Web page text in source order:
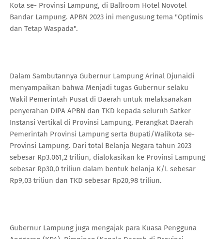
Kota se- Provinsi Lampung, di Ballroom Hotel Novotel
Bandar Lampung. APBN 2023 ini mengusung tema "Optimis
dan Tetap Waspada".
Dalam Sambutannya Gubernur Lampung Arinal Djunaidi
menyampaikan bahwa Menjadi tugas Gubernur selaku
Wakil Pemerintah Pusat di Daerah untuk melaksanakan
penyerahan DIPA APBN dan TKD kepada seluruh Satker
Instansi Vertikal di Provinsi Lampung, Perangkat Daerah
Pemerintah Provinsi Lampung serta Bupati/Walikota se-
Provinsi Lampung. Dari total Belanja Negara tahun 2023
sebesar Rp3.061,2 triliun, dialokasikan ke Provinsi Lampung
sebesar Rp30,0 triliun dalam bentuk belanja K/L sebesar
Rp9,03 triliun dan TKD sebesar Rp20,98 triliun.
Gubernur Lampung juga mengajak para Kuasa Pengguna